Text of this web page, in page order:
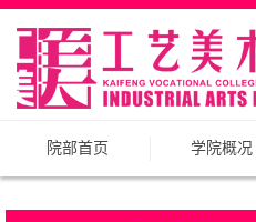
院部首页 学院概况